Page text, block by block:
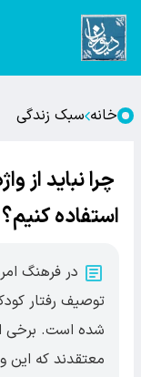
خانه سبک زندگی
چرا نباید از
استفاده کنیم؟
در فرهنگ
توصیف رفتار
شده است. برخی
معتقدند که این